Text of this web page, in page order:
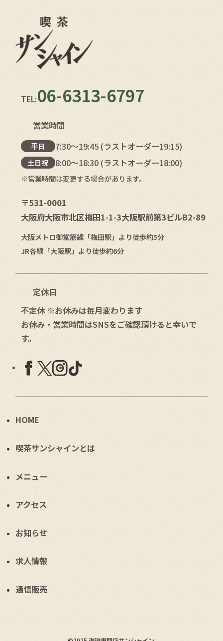
HOME
喫茶サンシャインとは
メニュー
アクセス
お知らせ
求人情報
通信販売
TEL:06-6313-6797
営業時間
平日 7:30〜19:45 (ラストオーダー19:15)
土日祝 8:00～18:30 (ラストオーダー18:00)
※営業時間は変更する場合があります。
〒531-0001
大阪府大阪市北区梅田1-1-3大阪駅前第3ビルB2-89
大阪メトロ御堂筋線「梅田駅」より徒歩約5分
JR各線「大阪駅」より徒歩約6分
定休日
不定休 ※お休みは毎月変わります
お休み・営業時間はSNSをご確認頂けると幸いで
す。